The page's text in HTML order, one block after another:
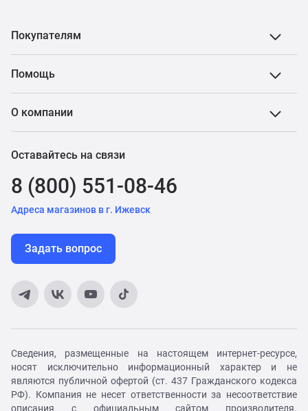
Покупателям
Помощь
О компании
Оставайтесь на связи
8 (800) 551-08-46
Адреса магазинов в г. Ижевск
Задать вопрос
Сведения, размещенные на настоящем интернет-ресурсе,
носят исключительно информационный характер и не
являются публичной офертой (ст. 437 Гражданского кодекса
РФ). Компания не несет ответственности за несоответствие
описания с официальным сайтом производителя.